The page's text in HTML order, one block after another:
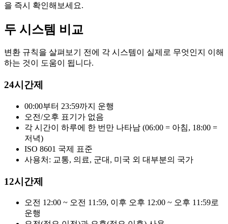
을 즉시 확인해보세요.
두 시스템 비교
변환 규칙을 살펴보기 전에 각 시스템이 실제로 무엇인지 이해
하는 것이 도움이 됩니다.
24시간제
00:00부터 23:59까지 운행
오전/오후 표기가 없음
각 시간이 하루에 한 번만 나타남 (06:00 = 아침, 18:00 =
저녁)
ISO 8601 국제 표준
사용처: 교통, 의료, 군대, 미국 외 대부분의 국가
12시간제
오전 12:00 ~ 오전 11:59, 이후 오후 12:00 ~ 오후 11:59로
운행